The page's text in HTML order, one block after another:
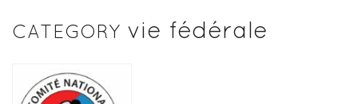
CATEGORY vie fédérale